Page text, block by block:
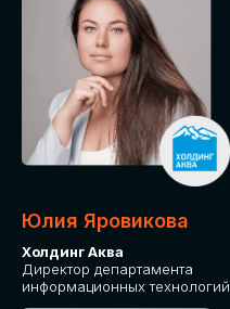
Юлия Яровикова
Холдинг Аква
Директор департамента
информационных технологий